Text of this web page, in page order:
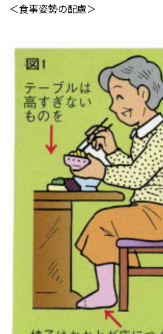
＜食事姿勢の配慮＞